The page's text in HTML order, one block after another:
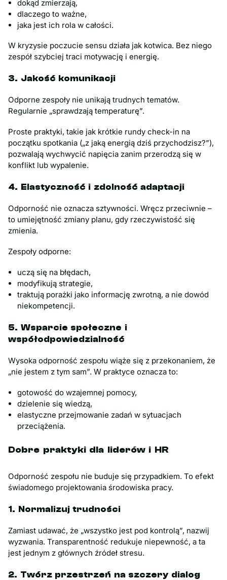
dokąd zmierzają,
dlaczego to ważne,
jaka jest ich rola w całości.
W kryzysie poczucie sensu działa jak kotwica. Bez niego
zespół szybciej traci motywację i energię.
3. Jakość komunikacji
Odporne zespoły nie unikają trudnych tematów.
Regularnie „sprawdzają temperaturę”.
Proste praktyki, takie jak krótkie rundy check-in na
początku spotkania („z jaką energią dziś przychodzisz?”),
pozwalają wychwycić napięcia zanim przerodzą się w
konflikt lub wypalenie.
4. Elastyczność i zdolność adaptacji
Odporność nie oznacza sztywności. Wręcz przeciwnie –
to umiejętność zmiany planu, gdy rzeczywistość się
zmienia.
Zespoły odporne:
uczą się na błędach,
modyfikują strategie,
traktują porażki jako informację zwrotną, a nie dowód
niekompetencji.
5. Wsparcie społeczne i
współodpowiedzialność
Wysoka odporność zespołu wiąże się z przekonaniem, że
„nie jestem z tym sam”. W praktyce oznacza to:
gotowość do wzajemnej pomocy,
dzielenie się wiedzą,
elastyczne przejmowanie zadań w sytuacjach
przeciążenia.
Dobre praktyki dla liderów i HR
Odporność zespołu nie buduje się przypadkiem. To efekt
świadomego projektowania środowiska pracy.
1. Normalizuj trudności
Zamiast udawać, że „wszystko jest pod kontrolą”, nazwij
wyzwania. Transparentność redukuje niepewność, a ta
jest jednym z głównych źródeł stresu.
2. Twórz przestrzeń na szczery dialog